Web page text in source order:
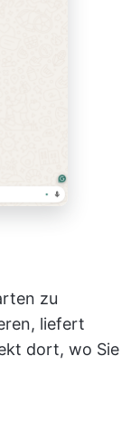
zu
liefert
dort, wo Sie